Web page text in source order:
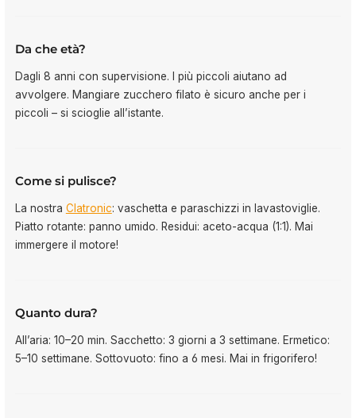
Da che età?
Dagli 8 anni con supervisione. I più piccoli aiutano ad
avvolgere. Mangiare zucchero filato è sicuro anche per i
piccoli – si scioglie all’istante.
Come si pulisce?
La nostra Clatronic: vaschetta e paraschizzi in lavastoviglie.
Piatto rotante: panno umido. Residui: aceto-acqua (1:1). Mai
immergere il motore!
Quanto dura?
All’aria: 10–20 min. Sacchetto: 3 giorni a 3 settimane. Ermetico:
5–10 settimane. Sottovuoto: fino a 6 mesi. Mai in frigorifero!